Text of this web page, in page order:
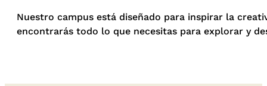
Nuestro campus está diseñado para inspirar la
encontrarás todo lo que necesitas para explorar y